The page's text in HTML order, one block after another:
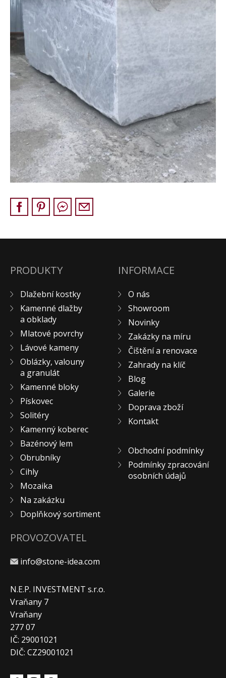
Pískovec
Solitéry
Kamenné bloky
Výrobky z kamene na zakázku
BERA GRAVEL FIX
Creative Floor
Terazzo
Doplňkový sortiment
DLAŽEBNÍ KOSTKY
KAMENNÉ DLAŽBY, OBKLADY
MLATOVÉ POVRCHY
ZAKÁZKY NA MÍRU
NOVINKY
KONTAKT
PRODUKTY
Dlažební kostky
Kamenné dlažby
a obklady
Mlatové povrchy
Lávové kameny
Oblázky, valouny
a granulát
Kamenné bloky
Pískovec
Solitéry
Kamenný koberec
Bazénový lem
Obrubníky
Cihly
Mozaika
Na zakázku
Doplňkový sortiment
INFORMACE
O nás
Showroom
Novinky
Zakázky na míru
Čištění a renovace
Zahrady na klíč
Blog
Galerie
Doprava zboží
Kontakt
Obchodní podmínky
Podmínky zpracování
osobních údajů
PROVOZOVATEL
info@stone-idea.com
N.E.P. INVESTMENT s.r.o.
Vraňany 7
Vraňany
277 07
IČ: 29001021
DIČ: CZ29001021